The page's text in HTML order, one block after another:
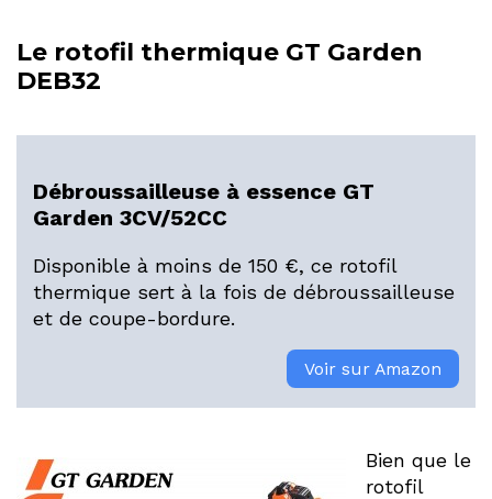
Le rotofil thermique GT Garden
DEB32
Débroussailleuse à essence GT
Garden 3CV/52CC
Disponible à moins de 150 €, ce rotofil
thermique sert à la fois de débroussailleuse
et de coupe-bordure.
Voir sur Amazon
Bien que le
rotofil